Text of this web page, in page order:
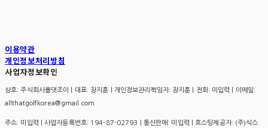
이용약관
개인정보처리방침
사업자정보확인
상호: 주식회사올댓조이 | 대표: 장지훈 | 개인정보관리책임자: 장지훈 | 전화: 미입력 | 이메일:
allthatgolfkorea@gmail.com
주소: 미입력 | 사업자등록번호: 194-87-02793 | 통신판매: 미입력 | 호스팅제공자: (주)식스